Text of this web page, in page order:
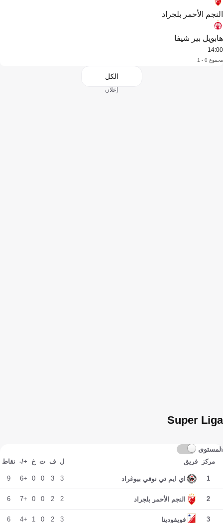
النجم الأحمر بلجراد
هابويل بير شيفا
14:00
مجموع 0 - 1
الكل
إعلان
Super Liga
المستوى
مركز فريق ل ف ت خ +/- نقاط
1 اي ايم تي نوفي بيوغراد 3
3
0
0
+6
9
2 النجم الأحمر بلجراد 2
2
0
0
+7
6
3 فويفودينا 3
2
0
1
+4
6